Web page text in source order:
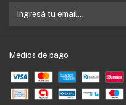
Medios de pago